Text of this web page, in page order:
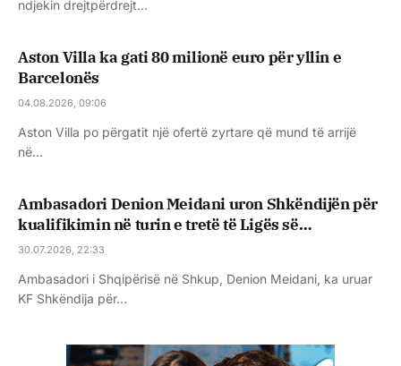
ndjekin drejtpërdrejt…
Aston Villa ka gati 80 milionë euro për yllin e
Barcelonës
04.08.2026, 09:06
Aston Villa po përgatit një ofertë zyrtare që mund të arrijë
në…
Ambasadori Denion Meidani uron Shkëndijën për
kualifikimin në turin e tretë të Ligës së
Konferencës
30.07.2026, 22:33
Ambasadori i Shqipërisë në Shkup, Denion Meidani, ka uruar
KF Shkëndija për…